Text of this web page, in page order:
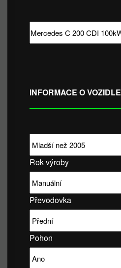
INFORMACE O VOZIDLE
Rok výroby
Převodovka
Pohon